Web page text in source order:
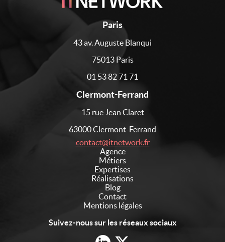
Paris
43 av. Auguste Blanqui
75013 Paris
01 53 82 71 71
Clermont-Ferrand
15 rue Jean Claret
63000 Clermont-Ferrand
contact@itnetwork.fr
Agence
Métiers
Expertises
Réalisations
Blog
Contact
Mentions légales
Suivez-nous sur les réseaux sociaux